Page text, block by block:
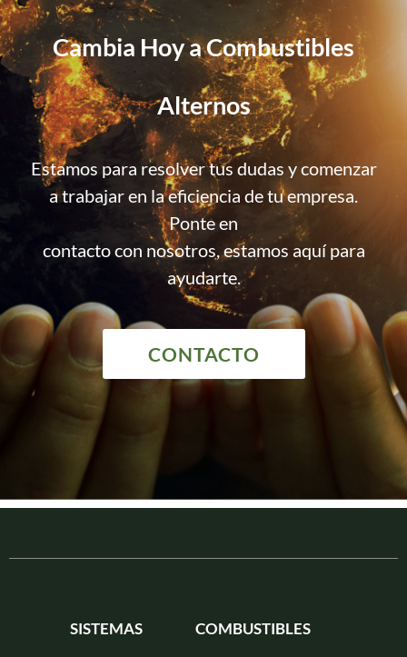
Cambia Hoy a Combustibles
Alternos
Estamos para resolver tus dudas y comenzar
a trabajar en la eficiencia de tu empresa.
Ponte en
contacto con nosotros, estamos aquí para
ayudarte.
CONTACTO
SISTEMAS COMBUSTIBLES